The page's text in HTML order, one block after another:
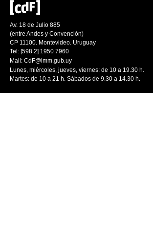
Av. 18 de Julio 885
(entre Andes y Convención)
CP 11100. Montevideo. Uruguay
Tel: [598 2] 1950 7960
Mail: CdF@imm.gub.uy
Lunes, miércoles, jueves, viernes: de 10 a 19.30 h.
Martes: de 10 a 21 h. Sábados de 9.30 a 14.30 h.